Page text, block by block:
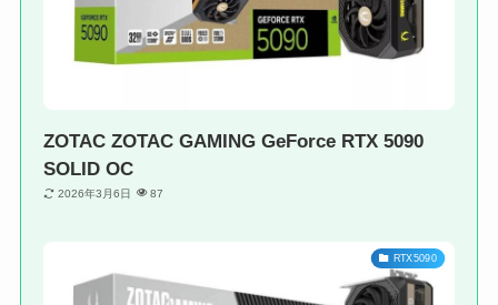
ZOTAC ZOTAC GAMING GeForce RTX 5090
SOLID OC
2026年3月6日 87
RTX5090